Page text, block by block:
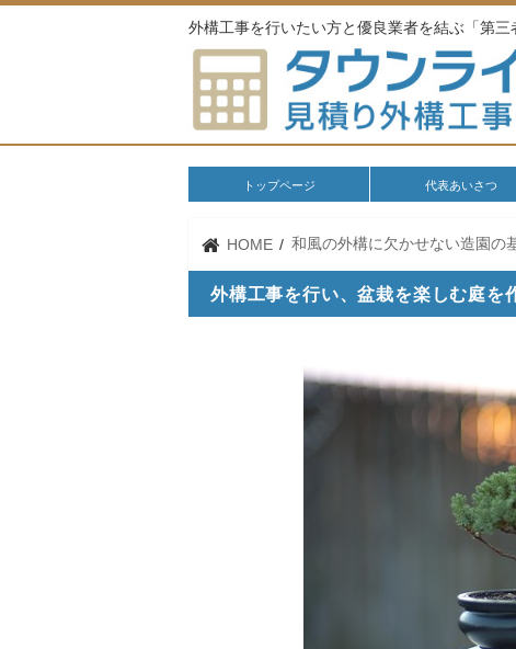
外構工事を行いたい方と優良業者を結ぶ「第三
トップページ 代表あいさつ
HOME 和風の外構に欠かせない造園の
外構工事を行い、盆栽を楽しむ庭を